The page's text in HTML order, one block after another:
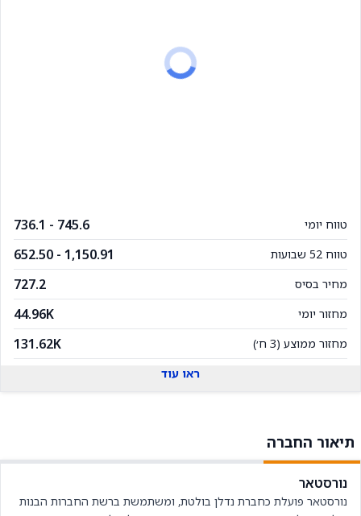
טווח יומי 736.1 - 745.6
טווח 52 שבועות 652.50 - 1,150.91
מחיר בסיס 727.2
מחזור יומי 44.96K
מחזור ממוצע (3 ח׳) 131.62K
ראו עוד
תיאור החברה
נורסטאר